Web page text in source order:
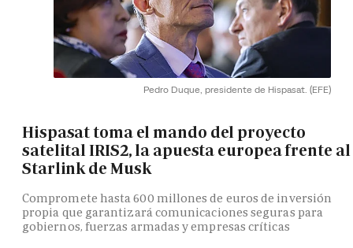
Pedro Duque, presidente de Hispasat. (EFE)
Hispasat toma el mando del proyecto
satelital IRIS2, la apuesta europea frente al
Starlink de Musk
Compromete hasta 600 millones de euros de inversión
propia que garantizará comunicaciones seguras para
gobiernos, fuerzas armadas y empresas críticas